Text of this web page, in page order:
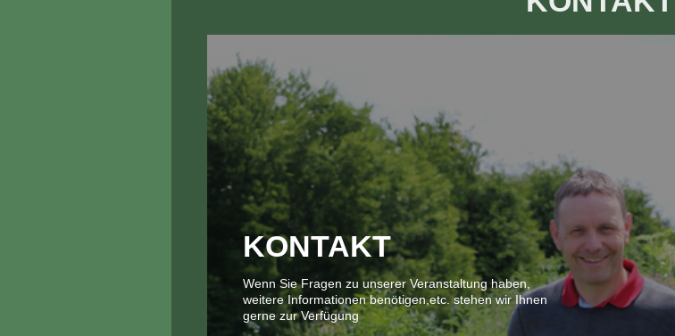
KONTAKT
Wenn Sie Fragen zu unserer Veranstaltung haben,
weitere Informationen benötigen,etc. stehen wir Ihnen
gerne zur Verfügung